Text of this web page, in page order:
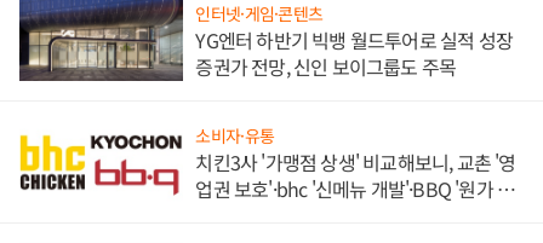
인터넷·게임·콘텐츠
YG엔터 하반기 빅뱅 월드투어로 실적 성장
증권가 전망, 신인 보이그룹도 주목
소비자·유통
치킨3사 '가맹점 상생' 비교해보니, 교촌 '영
업권 보호'·bhc '신메뉴 개발'·BBQ '원가 부